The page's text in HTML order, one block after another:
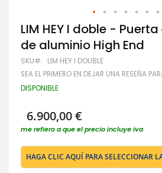
Saltar
al
comienzo
de
la
galería
de
LIM HEY I doble -
de aluminio High End
SKU LIM HEY I DOUBLE
SEA EL PRIMERO EN DEJAR UNA RESEÑA
DISPONIBLE
6.900,00 €
me refiero a que el precio incluye iva
HAGA CLIC AQUÍ PARA SELECCIONAR